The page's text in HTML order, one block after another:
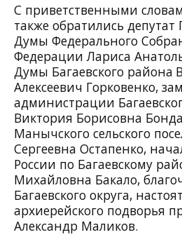
С приветственными
также обратились депутат
Думы Федерального
Федерации Лариса
Думы Багаевского района
Алексеевич Горковенко,
администрации
Виктория Борисовна
Манычского сельского
Сергеевна Остапенко, н
России по Багаевскому
Михайловна Бакало,
Багаевского округа,
архиерейского подворья
Александр Маликов.